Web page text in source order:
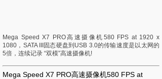
Mega Speed X7 PRO高速摄像机580 FPS at 1920 x
1080，SATA III固态硬盘到USB 3.0的传输速度是以太网的
5倍，连续记录 “双模”高速摄像机!
Mega Speed X7 PRO高速摄像机580 FPS at